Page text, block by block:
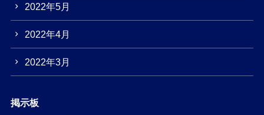
2022年5月
2022年4月
2022年3月
掲示板